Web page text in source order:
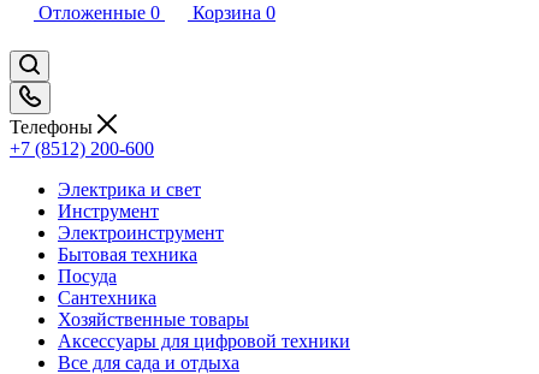
Отложенные 0 Корзина 0
Телефоны
+7 (8512) 200-600
Электрика и свет
Инструмент
Электроинструмент
Бытовая техника
Посуда
Сантехника
Хозяйственные товары
Аксессуары для цифровой техники
Все для сада и отдыха